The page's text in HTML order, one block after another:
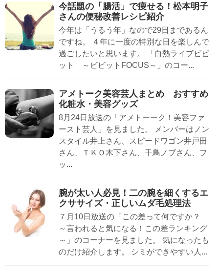
今話題の「腸活」で痩せる！松本明子
さんの便秘改善レシピ紹介
今年は「うるう年」なので29日まであるん
ですね。 ４年に一度の特別な日を楽しんで
過ごしたいと思います。 「白熱ライブビビ
ット ～ビビットFOCUS～」のコー...
アメトーク美容芸人まとめ おすすめ
化粧水・美容グッズ
8月24日放送の「アメトーーク！美容ファ
ースト芸人」を見ました。 メンバーはノン
スタイル井上さん、スピードワゴン井戸田
さん、ＴＫＯ木下さん、千鳥ノブさん、フ
ッ...
腕が太い人必見！二の腕を細くするエ
クササイズ・正しいムダ毛処理法
７月10日放送の「この差って何ですか？
～言われると気になる！この差ランキング
～」のコーナーを見ました。 気になったも
のだけ紹介します。 シミができやすい人...